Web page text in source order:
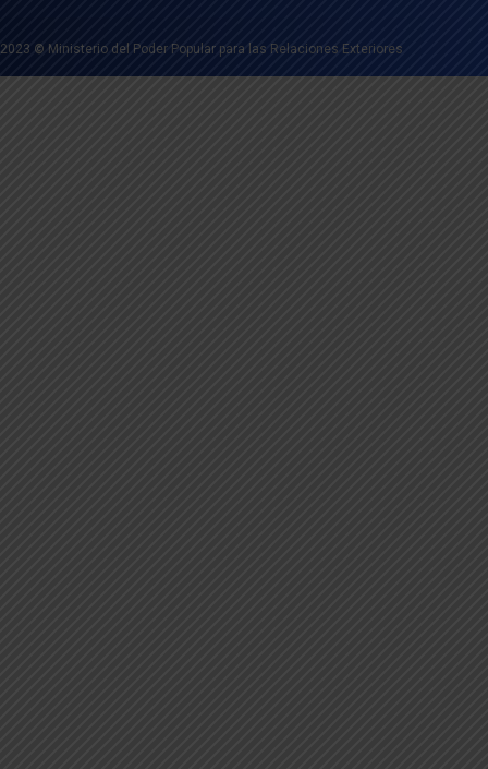
2023 © Ministerio del Poder Popular para las Relaciones Exteriores